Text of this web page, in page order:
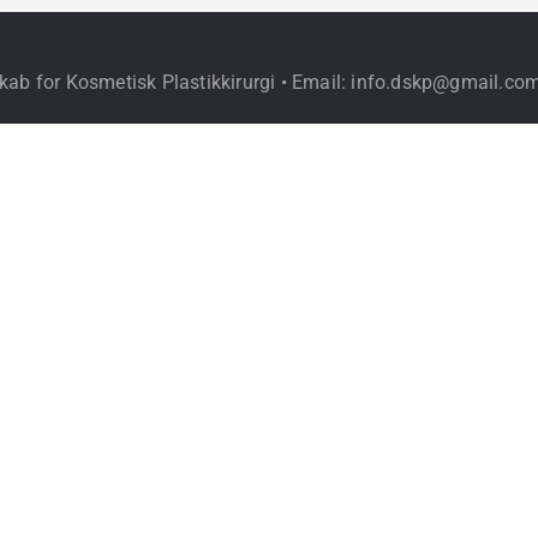
for Kosmetisk Plastikkirurgi • Email: